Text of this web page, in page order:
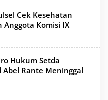
Cek Kesehatan
Anggota Komisi IX
Hukum Setda
Abel Rante Meninggal